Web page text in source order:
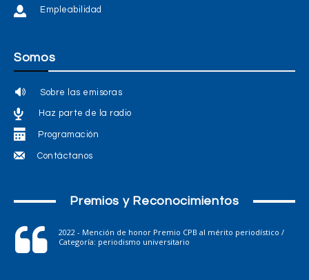
Empleabilidad
Somos
Sobre las emisoras
Haz parte de la radio
Programación
Contáctanos
Premios y Reconocimientos
2022 - Mención de honor Premio CPB al mérito periodístico /
Categoría: periodismo universitario